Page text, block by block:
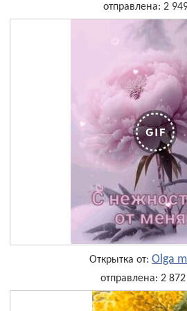
отправлена: 2
Открытка от: Olga
отправлена: 2 872